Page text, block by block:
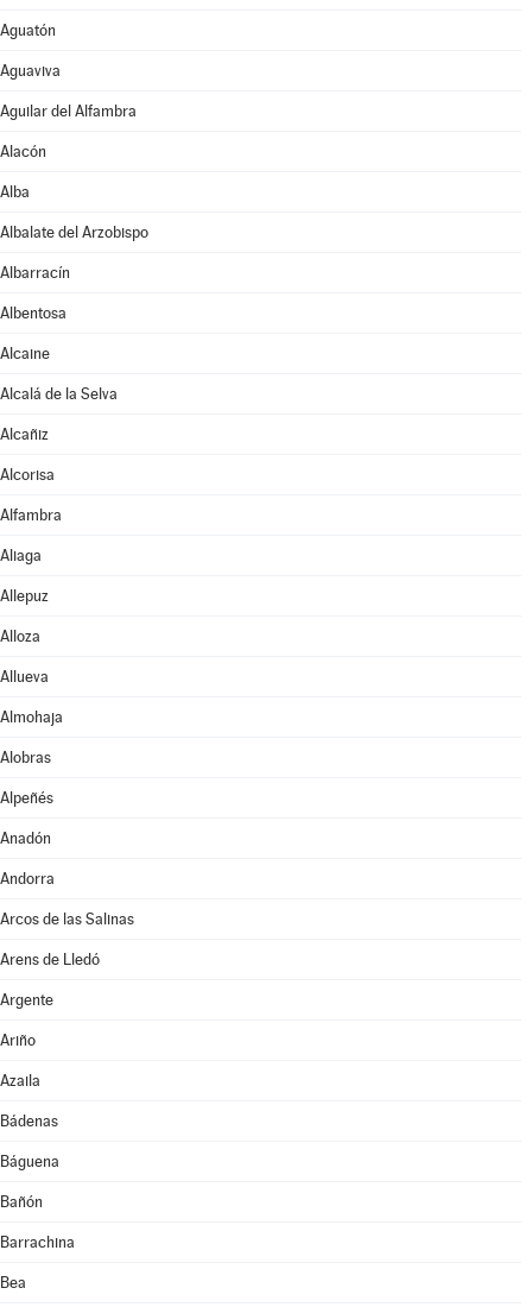
Aguatón
Aguaviva
Aguilar del Alfambra
Alacón
Alba
Albalate del Arzobispo
Albarracín
Albentosa
Alcaine
Alcalá de la Selva
Alcañiz
Alcorisa
Alfambra
Aliaga
Allepuz
Alloza
Allueva
Almohaja
Alobras
Alpeñés
Anadón
Andorra
Arcos de las Salinas
Arens de Lledó
Argente
Ariño
Azaila
Bádenas
Báguena
Bañón
Barrachina
Bea